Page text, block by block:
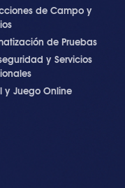
de Campo y
de Pruebas
y Servicios
y Juego Online